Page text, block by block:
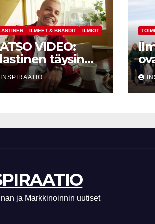
ILMEET & BRÄNDIT ILMIÖT
VIDEO:
täysin
roolissa –
INSPIRAATIO
ja Markkinoinnin uutiset